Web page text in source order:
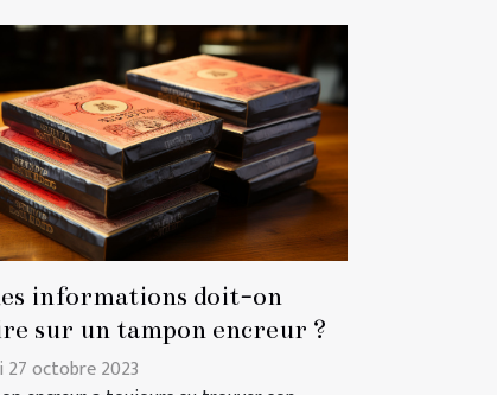
informations doit-on
sur un tampon encreur ?
27 octobre 2023